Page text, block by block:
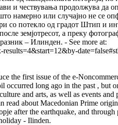
и чествувања продолжува да
намерно или случајно не се
со потекло од градот Штип и
земјотресот, а преку
– Илинден. - See more at:
the first issue of the e-
long ago in the past , but
and arts, as well as events and
read about Macedonian Prime
after the earthquake, and
- Ilinden.